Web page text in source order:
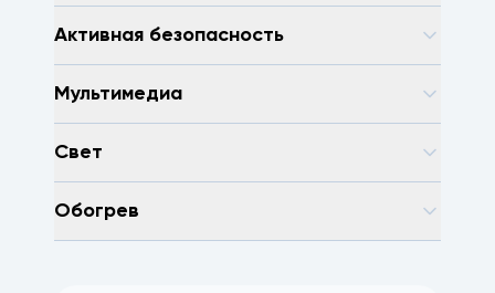
Активная безопасность
Мультимедиа
Свет
Обогрев